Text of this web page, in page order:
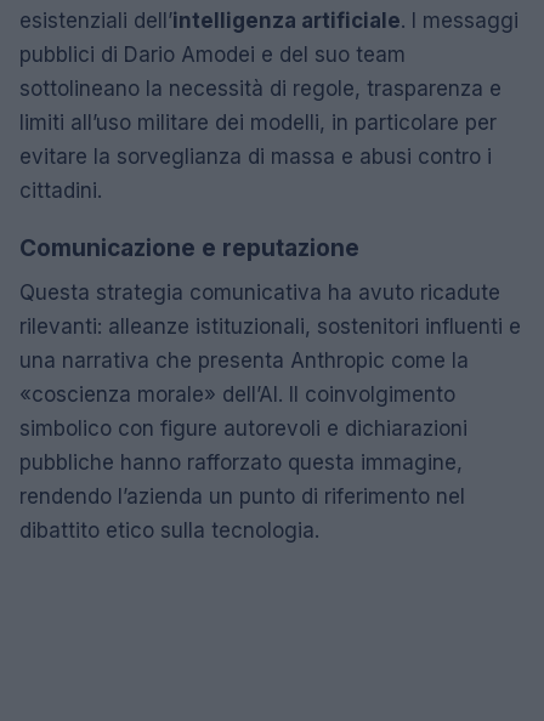
esistenziali dell’intelligenza artificiale. I messaggi
pubblici di Dario Amodei e del suo team
sottolineano la necessità di regole, trasparenza e
limiti all’uso militare dei modelli, in particolare per
evitare la sorveglianza di massa e abusi contro i
cittadini.
Comunicazione e reputazione
Questa strategia comunicativa ha avuto ricadute
rilevanti: alleanze istituzionali, sostenitori influenti e
una narrativa che presenta Anthropic come la
«coscienza morale» dell’AI. Il coinvolgimento
simbolico con figure autorevoli e dichiarazioni
pubbliche hanno rafforzato questa immagine,
rendendo l’azienda un punto di riferimento nel
dibattito etico sulla tecnologia.